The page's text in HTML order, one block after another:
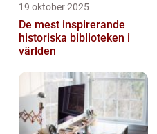
19 oktober 2025
De mest inspirerande
historiska biblioteken i
världen